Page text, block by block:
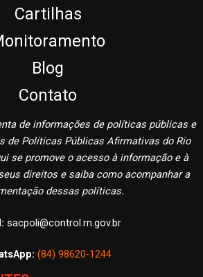
Cartilhas
Blog
Contato
de informações de políticas públicas e
de Políticas Públicas Afirmativas do Rio
se promove o acesso à informação e à
direitos e saiba como acompanhar a
dessas políticas.
sacpoli@control.rn.gov.br
(84) 98620-1244